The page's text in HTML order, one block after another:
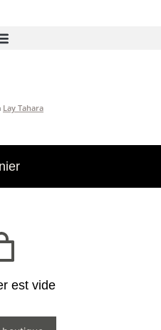
Lay Tahara
est vide